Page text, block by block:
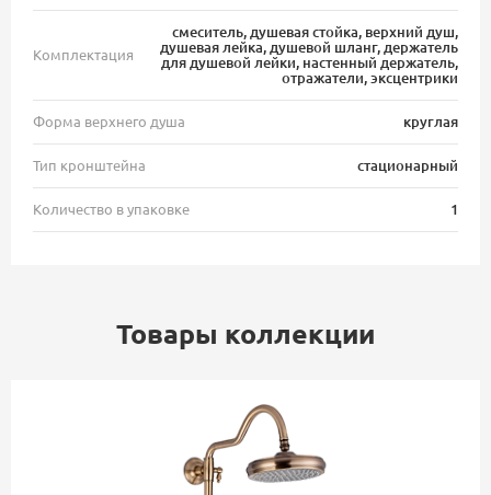
Комплектация
смеситель, душевая стойка, верхний душ,
душевая лейка, душевой шланг, держатель
для душевой лейки, настенный держатель,
отражатели, эксцентрики
Форма верхнего душа круглая
Тип кронштейна стационарный
Количество в упаковке 1
Товары коллекции